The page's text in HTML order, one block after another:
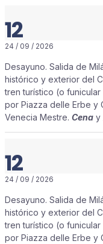
12
24 / 09 / 2026
Desayuno. Salida de
histórico y exterior del
tren turístico (o
por Piazza delle Erbe y
Venecia Mestre. Cena y
12
24 / 09 / 2026
Desayuno. Salida de
histórico y exterior del
tren turístico (o
por Piazza delle Erbe y